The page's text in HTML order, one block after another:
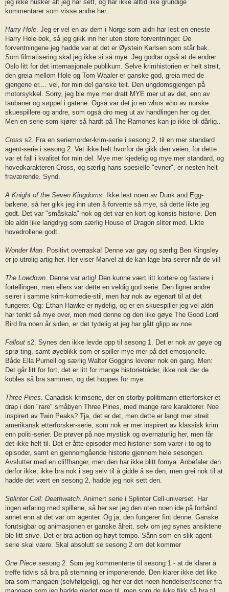
jeg ikke husker alt jeg har sett, og har ikke alltid like grundige
kommentarer som visse andre her...
Harry Hole. Jeg er vel en av dem i Norge som aldri har lest en eneste
Harry Hole-bok, så jeg gikk inn her uten store forventninger. De
forventningene jeg hadde var at det er Øystein Karlsen som står bak.
Som filmatisering skal jeg ikke si så mye. Jeg godtar også at de endrer
Oslo litt for det internasjonale publikum. Selve krimhistorien er helt streit,
den greia mellom Hole og Tom Waaler er ganske god, greia med de
gjengene er.... vel, for min del ganske teit. Den ungdomsgjengen på
motorsykkel. Sorry, jeg ble mye mer dratt MYE mer ut av det, enn av
taubaner og søppel i gatene. Også var det jo en whos who av norske
skuespillere og andre, som også dro meg ut av handlingen her og der.
Men en serie som kjører så hardt på The Ramones kan jo ikke bli dårlig..
Cross s2. Fra en seriemorder-krim-serie i sesong 2, til en mer standard
agent-serie i sesong 2. Vet ikke helt hvorfor de gikk den veien, for dette
var et fall i kvalitet for min del. Mye mer kjedelig og mye mer standard, og
hovedkarakteren Cross, og særlig hans spesielle "evner", er nesten helt
fraværende. Synd.
A Knight of the Seven Kingdoms. Ikke lest noen av Dunk and Egg-
bøkene, så her gikk jeg inn uten å forvente så mye, så dette likte jeg
godt. Det var "småskala"-nok og det var en kort og konsis historie. Den
ble aldri like langdryg som særlig House of Dragon sliter med. Likte
hovedrollene godt.
Wonder Man. Positivt overraska! Denne var gøy og særlig Ben Kingsley
er jo utrolig artig her. Her viser Marvel at de kan lage bra seirer når de vil!
The Lowdown. Denne var artig! Den kunne vært litt kortere og fastere i
fortellingen, men ellers var dette en veldig god serie. Den ligner andre
seirer i samme krim-komedie-stil, men har nok av egenart til at det
fungerer. Og: Ethan Hawke er nydelig, og er en skuespiller jeg vel aldri
har tenkt så mye over, men med denne og den like gøye The Good Lord
Bird fra noen år siden, er det tydelig at jeg har gått glipp av noe
Fallout s2. Synes den ikke levde opp til sesong 1. Det er nok av gøye og
sprø ting, samt øyeblikk som er spiller mye mer på det emosjonelle.
Både Ella Purnell og særlig Walter Goggins leverer nok en gang. Men:
Det går litt for fort, det er litt for mange historietråder, ikke nok der de
kobles så bra sammen, og det hoppes for mye.
Three Pines. Canadisk krimserie, der en storby-politimann etterforsker et
drap i den "rare" småbyen Three Pines, med mange rare karakterer. Noe
inspirert av Twin Peaks? Tja, det er det, men dette er langt mer streit
amerikansk etterforsker-serie, som nok er mer inspirert av klassisk krim
enn politi-serier. De prøver på noe mystisk og overnaturlig her, men får
det ikke helt til. Det er åtte episoder med historier som varer i to og to
episoder, samt en gjennomgående historie gjennom hele sesongen.
Avslutter med en cliffhanger, men den har ikke blitt fornya. Anbefaler den
derfor ikke; ikke bra nok i seg selv til å gidde å se den, men grei nok til at
hadde det vært en sesong 2, hadde jeg nok sett den.
Splinter Cell: Deathwatch. Animert serie i Splinter Cell-universet. Har
ingen erfaring med spillene, så her ser jeg den uten noen ide på forhånd
annet enn at det var om agenter. Og ja, den fungerer fint denne. Ganske
forutsigbar og animasjonen er ganske ålreit, selv om jeg synes ansiktene
ble litt stive. Det er bra action og høyt tempo. Sånn som en slik agent-
serie skal være. Skal absolutt se sesong 2 om det kommer
One Piece sesong 2. Som jeg kommenterte til sesong 1 - at de klarer å
treffe tidvis så bra på stemning er imponerende. Den klarer ikke det like
bra som mangaen (selvfølgelig), og her var det noen hendelser/scener fra